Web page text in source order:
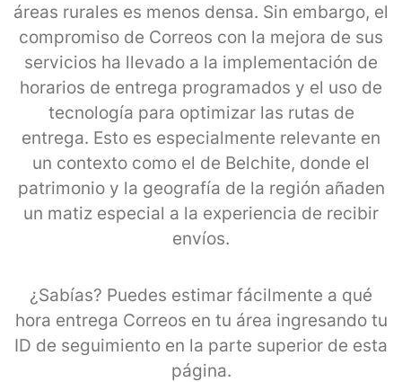
áreas rurales es menos densa. Sin embargo, el
compromiso de Correos con la mejora de sus
servicios ha llevado a la implementación de
horarios de entrega programados y el uso de
tecnología para optimizar las rutas de
entrega. Esto es especialmente relevante en
un contexto como el de Belchite, donde el
patrimonio y la geografía de la región añaden
un matiz especial a la experiencia de recibir
envíos.
¿Sabías? Puedes estimar fácilmente a qué
hora entrega Correos en tu área ingresando tu
ID de seguimiento en la parte superior de esta
página.